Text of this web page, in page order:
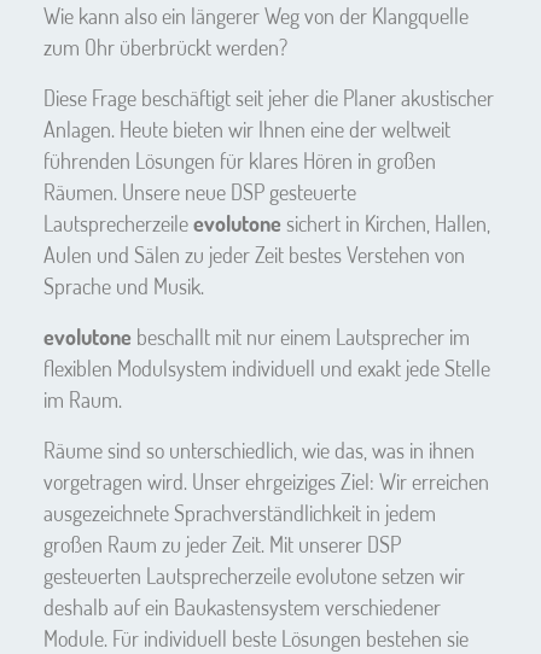
Wie kann also ein längerer Weg von der Klangquelle
zum Ohr überbrückt werden?
Diese Frage beschäftigt seit jeher die Planer akustischer
Anlagen. Heute bieten wir Ihnen eine der weltweit
führenden Lösungen für klares Hören in großen
Räumen. Unsere neue DSP gesteuerte
Lautsprecherzeileevolutonesichert in Kirchen, Hallen,
Aulen und Sälen zu jeder Zeit bestes Verstehen von
Sprache und Musik.
evolutone beschallt mit nur einem Lautsprecher im
flexiblen Modulsystem individuell und exakt jede Stelle
im Raum.
Räume sind so unterschiedlich, wie das, was in ihnen
vorgetragen wird. Unser ehrgeiziges Ziel: Wir erreichen
ausgezeichnete Sprachverständlichkeit in jedem
großen Raum zu jeder Zeit. Mit unserer DSP
gesteuerten Lautsprecherzeile evolutone setzen wir
deshalb auf ein Baukastensystem verschiedener
Module. Für individuell beste Lösungen bestehen sie